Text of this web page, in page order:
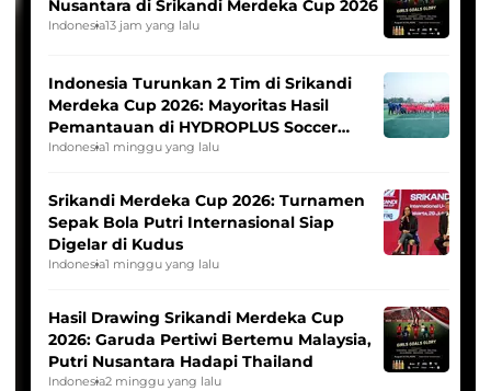
Nusantara di Srikandi Merdeka Cup 2026
Indonesia13 jam yang lalu
Indonesia Turunkan 2 Tim di Srikandi
Merdeka Cup 2026: Mayoritas Hasil
Pemantauan di HYDROPLUS Soccer
League
Indonesia1 minggu yang lalu
Srikandi Merdeka Cup 2026: Turnamen
Sepak Bola Putri Internasional Siap
Digelar di Kudus
Indonesia1 minggu yang lalu
Hasil Drawing Srikandi Merdeka Cup
2026: Garuda Pertiwi Bertemu Malaysia,
Putri Nusantara Hadapi Thailand
Indonesia2 minggu yang lalu